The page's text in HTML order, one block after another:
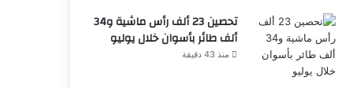
تحصين 23 ألف رأس ماشية و34
ألف طائر بأسوان خلال يوليو
منذ 43 دقيقة